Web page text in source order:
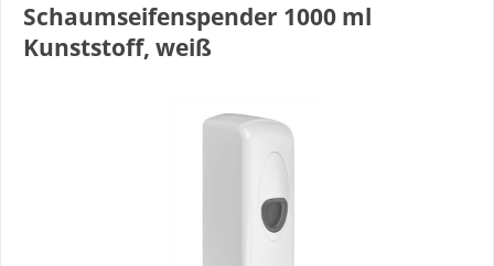
Schaumseifenspender 1000 ml
Kunststoff, weiß